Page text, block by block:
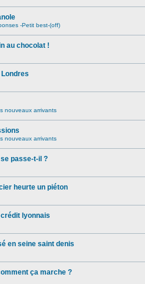
-Petit best-(off)
au chocolat !
nouveaux arrivants
nouveaux arrivants
passe-t-il ?
heurte un piéton
lyonnais
en seine saint denis
ça marche ?